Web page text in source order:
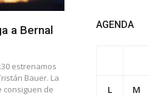
a Bernal
estrenamos
Bauer. La
consiguen de
AGENDA
L M